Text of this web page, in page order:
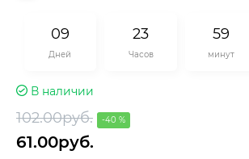
09
Дней
23
Часов
59
минут
В наличии
102.00руб. -40 %
61.00руб.